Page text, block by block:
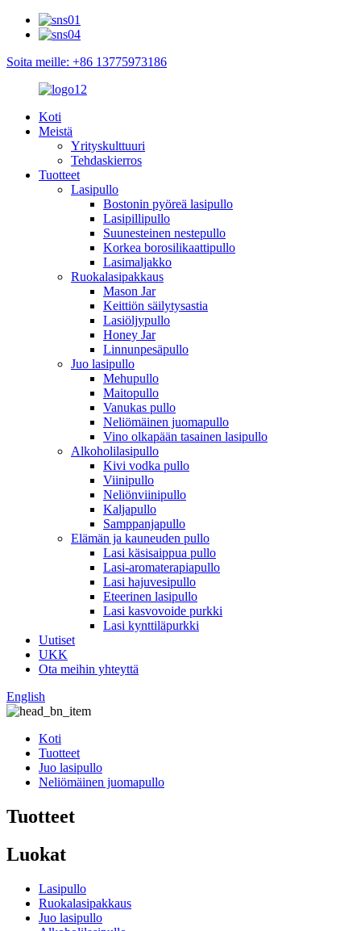
Soita meille: +86 13775973186
Koti
Meistä
Yrityskulttuuri
Tehdaskierros
Tuotteet
Lasipullo
Bostonin pyöreä lasipullo
Lasipillipullo
Suunesteinen nestepullo
Korkea borosilikaattipullo
Lasimaljakko
Ruokalasipakkaus
Mason Jar
Keittiön säilytysastia
Lasiöljypullo
Honey Jar
Linnunpesäpullo
Juo lasipullo
Mehupullo
Maitopullo
Vanukas pullo
Neliömäinen juomapullo
Vino olkapään tasainen lasipullo
Alkoholilasipullo
Kivi vodka pullo
Viinipullo
Neliönviinipullo
Kaljapullo
Samppanjapullo
Elämän ja kauneuden pullo
Lasi käsisaippua pullo
Lasi-aromaterapiapullo
Lasi hajuvesipullo
Eteerinen lasipullo
Lasi kasvovoide purkki
Lasi kynttiläpurkki
Uutiset
UKK
Ota meihin yhteyttä
English
Koti
Tuotteet
Juo lasipullo
Neliömäinen juomapullo
Tuotteet
Luokat
Lasipullo
Ruokalasipakkaus
Juo lasipullo